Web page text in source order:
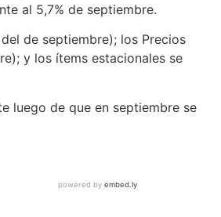
al 5,7% de septiembre.
de septiembre); los Precios
y los ítems estacionales se
luego de que en septiembre se